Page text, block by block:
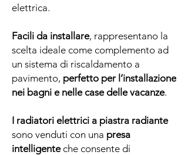
elettrica.
Facili da installare, rappresentano la
scelta ideale come complemento ad
un sistema di riscaldamento a
pavimento, perfetto per l’installazione
nei bagni e nelle case delle vacanze.
I radiatori elettrici a piastra radiante
sono venduti con una presa
intelligente che consente di